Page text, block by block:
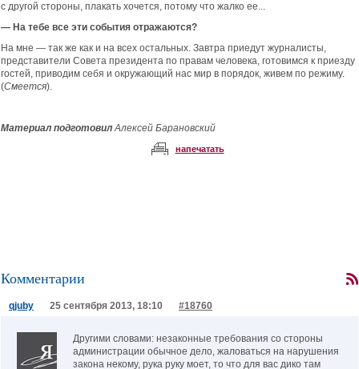
с другой стороны, плакать хочется, потому что жалко ее...
— На тебе все эти события отражаются?
На мне — так же как и на всех остальных. Завтра приедут журналисты,
представители Совета президента по правам человека, готовимся к приезду
гостей, приводим себя и окружающий нас мир в порядок, живем по режиму.
(Смеется).
Материал подготовилАлексей Барановский
напечатать
Комментарии
qjuby 25 сентября 2013, 18:10 #18760
Другими словами: незаконные требования со стороны
администрации обычное дело, жаловаться на нарушения
закона некому, рука руку моет, то что для вас дико там